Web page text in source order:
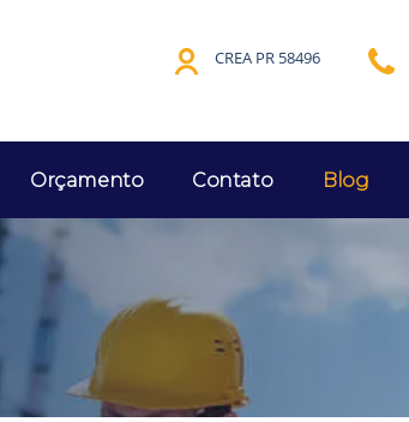
CREA PR 58496
Orçamento Contato Blog